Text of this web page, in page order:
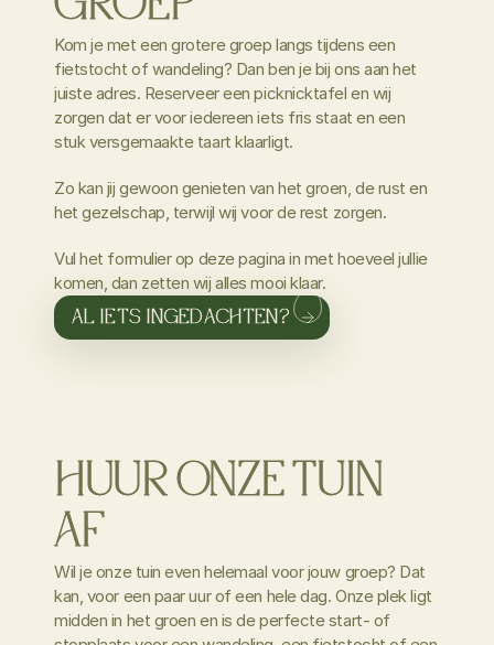
Kom je met een grotere groep langs tijdens een
fietstocht of wandeling? Dan ben je bij ons aan het
juiste adres. Reserveer een picknicktafel en wij
zorgen dat er voor iedereen iets fris staat en een
stuk versgemaakte taart klaarligt.
Zo kan jij gewoon genieten van het groen, de rust en
het gezelschap, terwijl wij voor de rest zorgen.
Vul het formulier op deze pagina in met hoeveel jullie
komen, dan zetten wij alles mooi klaar.
AL IETS INGEDACHTEN?
HUUR ONZE TUIN
AF
Wil je onze tuin even helemaal voor jouw groep? Dat
kan, voor een paar uur of een hele dag. Onze plek ligt
midden in het groen en is de perfecte start- of